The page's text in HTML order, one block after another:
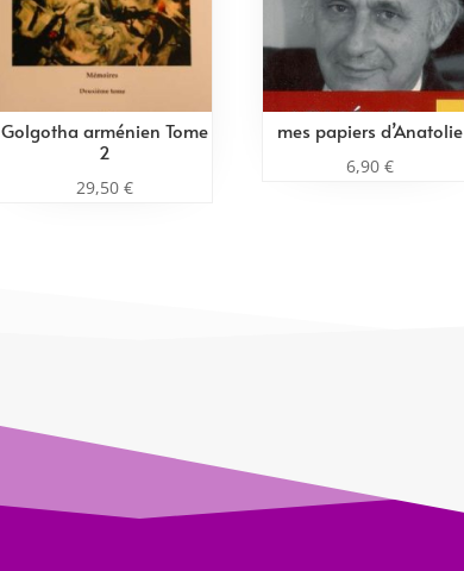
Golgotha arménien Tome
2
29,50 €
mes papiers d’Anatolie
6,90 €